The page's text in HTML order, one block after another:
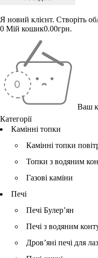
Я новий клієнт. Створіть
0 Мій кошик0.00грн.
Ваш
Категорії
Камінні топки
Камінні топки
Топки з водяним
Газові каміни
Печі
Печі Булер’ян
Печі з водяним
Дров’яні печі для